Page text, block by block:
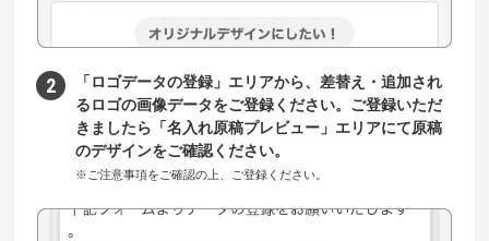
「ロゴデータの登録」エリアから、差替え・追加され
るロゴの画像データをご登録ください。ご登録いただ
きましたら「名入れ原稿プレビュー」エリアにて原稿
のデザインをご確認ください。
※ご注意事項をご確認の上、ご登録ください。